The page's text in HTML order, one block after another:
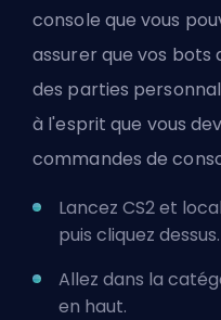
console que vous
assurer que vos
des parties
à l'esprit que vous
commandes de
Lancez CS2 et
puis cliquez dessus.
Allez dans la
en haut.